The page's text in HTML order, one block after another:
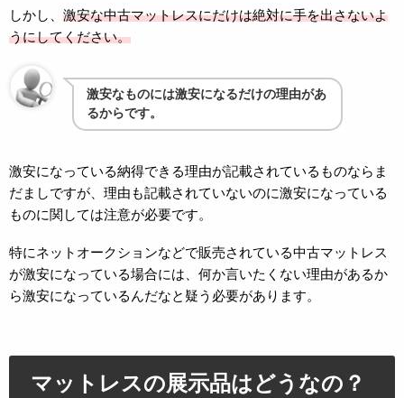
しかし、 激安な中古マットレスにだけは絶対に手を出さないよ
うにしてください。
激安なものには激安になるだけの理由があ
るからです。
激安になっている納得できる理由が記載されているものならま
だましですが、理由も記載されていないのに激安になっている
ものに関しては注意が必要です。
特にネットオークションなどで販売されている中古マットレス
が激安になっている場合には、何か言いたくない理由があるか
ら激安になっているんだなと疑う必要があります。
マットレスの展示品はどうなの？